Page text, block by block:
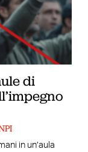
di
in un’aula